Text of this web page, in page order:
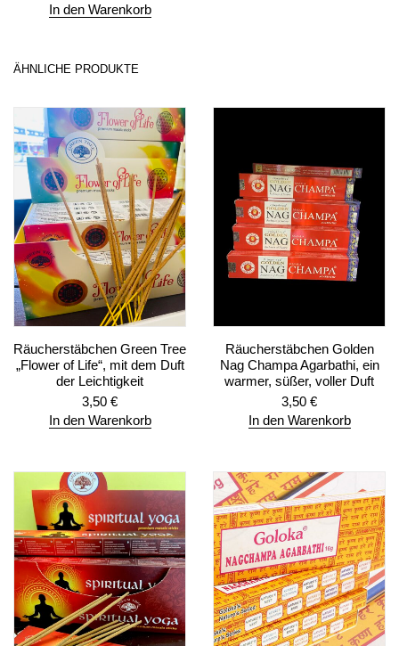
In den Warenkorb
ÄHNLICHE PRODUKTE
Räucherstäbchen Green Tree
„Flower of Life“, mit dem Duft
der Leichtigkeit
3,50 €
In den Warenkorb
Räucherstäbchen Golden
Nag Champa Agarbathi, ein
warmer, süßer, voller Duft
3,50 €
In den Warenkorb